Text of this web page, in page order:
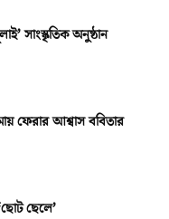
সাংস্কৃতিক অনুষ্ঠান
ফেরার আশ্বাস ববিতার
ছেলে’